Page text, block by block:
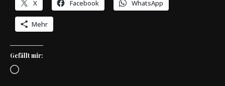
X Facebook WhatsApp
Mehr
Gefällt mir:
Wird geladen …